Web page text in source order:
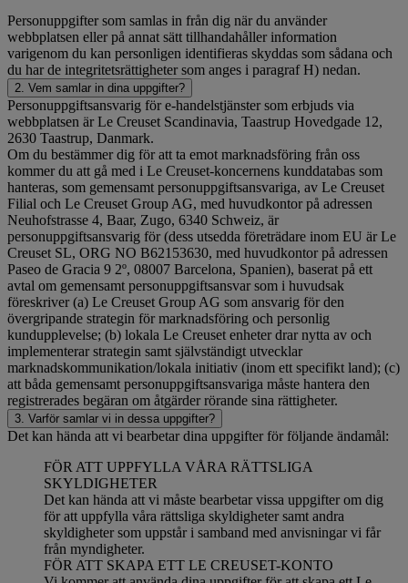
Personuppgifter som samlas in från dig när du använder
webbplatsen eller på annat sätt tillhandahåller information
varigenom du kan personligen identifieras skyddas som sådana och
du har de integritetsrättigheter som anges i paragraf H) nedan.
2. Vem samlar in dina uppgifter?
Personuppgiftsansvarig för e-handelstjänster som erbjuds via
webbplatsen är Le Creuset Scandinavia, Taastrup Hovedgade 12,
2630 Taastrup, Danmark.
Om du bestämmer dig för att ta emot marknadsföring från oss
kommer du att gå med i Le Creuset-koncernens kunddatabas som
hanteras, som gemensamt personuppgiftsansvariga, av Le Creuset
Filial och Le Creuset Group AG, med huvudkontor på adressen
Neuhofstrasse 4, Baar, Zugo, 6340 Schweiz, är
personuppgiftsansvarig för (dess utsedda företrädare inom EU är Le
Creuset SL, ORG NO B62153630, med huvudkontor på adressen
Paseo de Gracia 9 2º, 08007 Barcelona, Spanien), baserat på ett
avtal om gemensamt personuppgiftsansvar som i huvudsak
föreskriver (a) Le Creuset Group AG som ansvarig för den
övergripande strategin för marknadsföring och personlig
kundupplevelse; (b) lokala Le Creuset enheter drar nytta av och
implementerar strategin samt självständigt utvecklar
marknadskommunikation/lokala initiativ (inom ett specifikt land); (c)
att båda gemensamt personuppgiftsansvariga måste hantera den
registrerades begäran om åtgärder rörande sina rättigheter.
3. Varför samlar vi in dessa uppgifter?
Det kan hända att vi bearbetar dina uppgifter för följande ändamål:
FÖR ATT UPPFYLLA VÅRA RÄTTSLIGA
SKYLDIGHETER
Det kan hända att vi måste bearbetar vissa uppgifter om dig
för att uppfylla våra rättsliga skyldigheter samt andra
skyldigheter som uppstår i samband med anvisningar vi får
från myndigheter.
FÖR ATT SKAPA ETT LE CREUSET-KONTO